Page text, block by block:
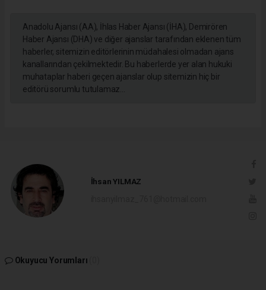
Anadolu Ajansı (AA), İhlas Haber Ajansı (İHA), Demirören
Haber Ajansı (DHA) ve diğer ajanslar tarafından eklenen tüm
haberler, sitemizin editörlerinin müdahalesi olmadan ajans
kanallarından çekilmektedir. Bu haberlerde yer alan hukuki
muhataplar haberi geçen ajanslar olup sitemizin hiç bir
editörü sorumlu tutulamaz...
İhsan YILMAZ
Okuyucu Yorumları